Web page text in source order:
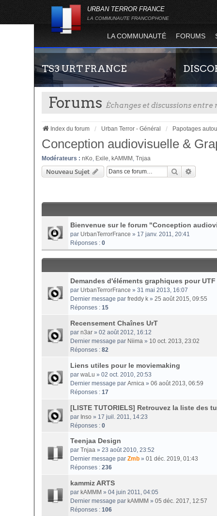
URBAN TERROR FRANCE
LA COMMUNAUTE FRANCOPHONE
LA COMMUNAUTÉ FORUMS
TS3 URT FRANCE
Envie de parler avec les autres membres de la
communauté ? Alors venez vous connecter,
Rejoignez-
France !
Forums Échanges et discussions
Index du forum Urban Terror - Général Papotages
Conception audiovisuelle &
Modérateurs : nKo, Exile, kAMMM , Tnjaa
Nouveau Sujet Rechercher
Bienvenue sur le forum "Conception
par UrbanTerrorFrance » 17 janv. 2011, 20:41
Réponses : 0
Demandes d'éléments graphiques pour UTF
par UrbanTerrorFrance » 31 mai 2013, 16:07
Dernier message par freddy k » 25 août 2015, 09:55
Réponses : 15
Recensement Chaînes UrT
par n3ar » 02 août 2012, 16:12
Dernier message par Niima » 10 oct. 2013, 23:02
Réponses : 82
Liens utiles pour le moviemaking
par waLu » 02 oct. 2010, 20:53
Dernier message par Arnica » 06 août 2013, 06:59
Réponses : 17
[LISTE TUTORIELS] Retrouvez la liste des
par Inso » 17 juil. 2011, 14:23
Réponses : 0
Teenjaa Design
par Tnjaa » 23 août 2010, 23:52
Dernier message par Zmb » 01 déc. 2019, 01:43
Réponses : 236
kammiz ARTS
par kAMMM » 04 juin 2011, 04:05
Dernier message par kAMMM » 05 déc. 2017, 12:57
Réponses : 106